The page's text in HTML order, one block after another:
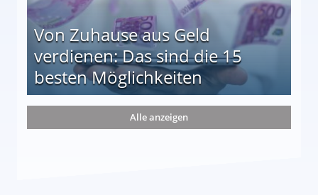
Von Zuhause aus Geld
verdienen: Das sind die 15
besten Möglichkeiten
die 15 besten Möglichkeiten
Alle anzeigen